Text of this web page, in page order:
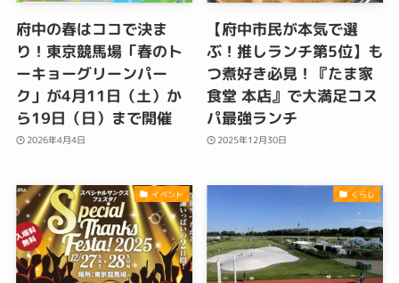
府中の春はココで決ま
り！東京競馬場「春のト
ーキョーグリーンパー
ク」が4月11日（土）か
ら19日（日）まで開催
2026年4月4日
【府中市民が本気で選
ぶ！推しランチ第5位】も
つ煮好き必見！『たま家
食堂 本店』で大満足コス
パ最強ランチ
2025年12月30日
イベント くらし